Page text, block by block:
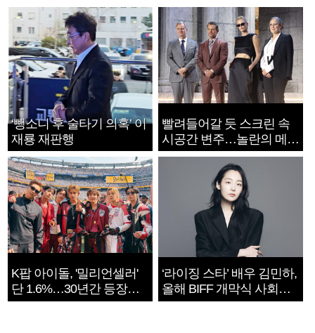
‘뺑소니 후 술타기 의혹’ 이
재룡 재판행
빨려들어갈 듯 스크린 속
시공간 변주…놀란의 메시
지는 ‘전쟁 속죄’
K팝 아이돌, '밀리언셀러'
단 1.6%…30년간 등장
1182개팀 전수조사
‘라이징 스타’ 배우 김민하,
올해 BIFF 개막식 사회자
확정